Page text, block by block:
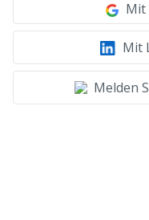
Mit
Mit
Melden